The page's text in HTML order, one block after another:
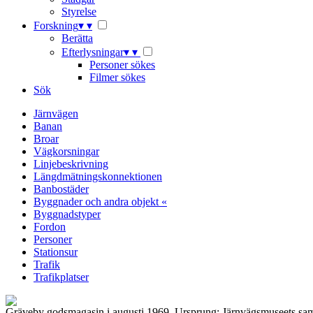
Styrelse
Forskning▾ ▾
Berätta
Efterlysningar▾ ▾
Personer sökes
Filmer sökes
Sök
Järnvägen
Banan
Broar
Vägkorsningar
Linjebeskrivning
Längdmätningskonnektionen
Banbostäder
Byggnader och andra objekt «
Byggnadstyper
Fordon
Personer
Stationsur
Trafik
Trafikplatser